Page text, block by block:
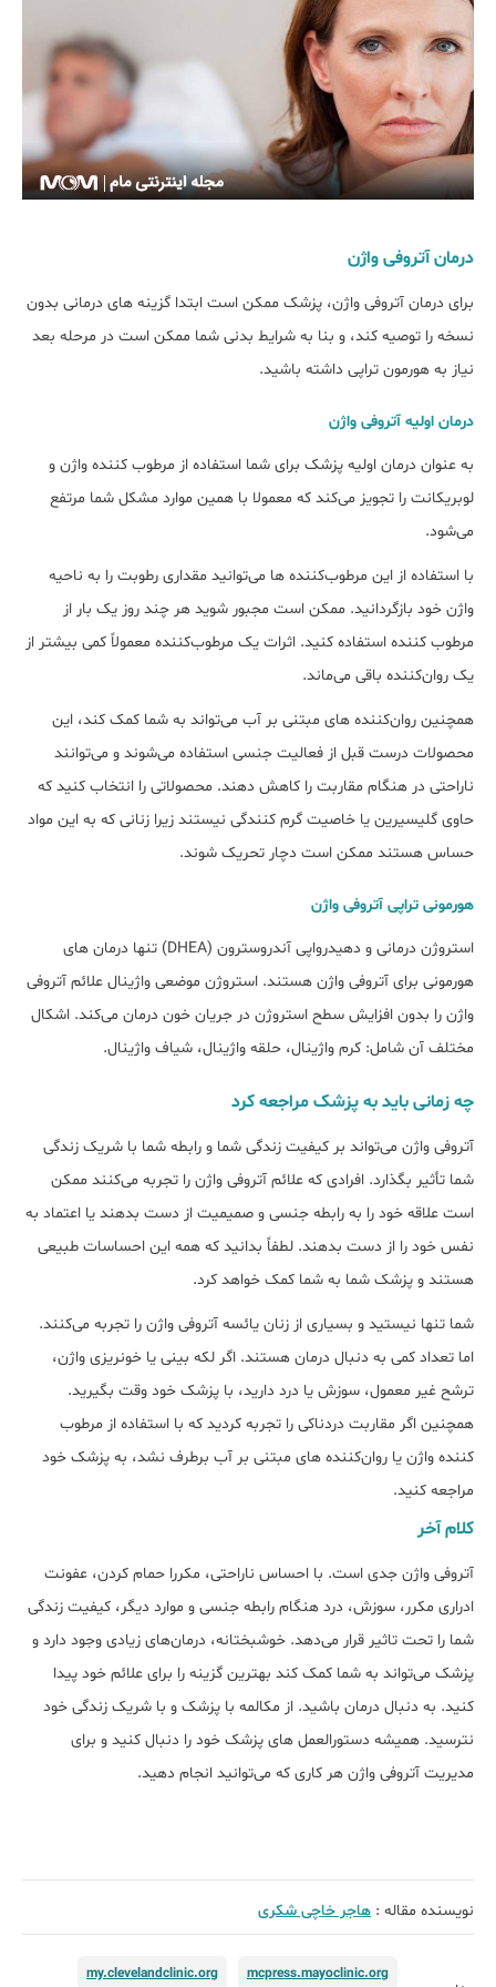
درمان آتروفی واژن
برای درمان آتروفی واژن، پزشک ممکن است ابتدا گزینه های درمانی بدون
نسخه را توصیه کند، و بنا به شرایط بدنی شما ممکن است در مرحله بعد
نیاز به هورمون تراپی داشته باشید.
درمان اولیه آتروفی واژن
به عنوان درمان اولیه پزشک برای شما استفاده از مرطوب کننده واژن و
لوبریکانت را تجویز می‌کند که معمولا با همین موارد مشکل شما مرتفع
می‌شود.
با استفاده از این مرطوب‌کننده‌ ها می‌توانید مقداری رطوبت را به ناحیه
واژن خود بازگردانید. ممکن است مجبور شوید هر چند روز یک بار از
مرطوب کننده استفاده کنید. اثرات یک مرطوب‌کننده معمولاً کمی بیشتر از
یک روان‌کننده باقی می‌ماند.
همچنین روان‌کننده های مبتنی بر آب می‌تواند به شما کمک کند، این
محصولات درست قبل از فعالیت جنسی استفاده می‌شوند و می‌توانند
ناراحتی در هنگام مقاربت را کاهش دهند. محصولاتی را انتخاب کنید که
حاوی گلیسیرین یا خاصیت گرم کنندگی نیستند زیرا زنانی که به این مواد
حساس هستند ممکن است دچار تحریک شوند.
هورمونی تراپی آتروفی واژن
استروژن درمانی و دهیدرواپی آندروسترون (DHEA) تنها درمان های
هورمونی برای آتروفی واژن هستند. استروژن موضعی واژینال علائم آتروفی
واژن را بدون افزایش سطح استروژن در جریان خون درمان می‌کند. اشکال
مختلف آن شامل: کرم واژینال، حلقه واژینال، شیاف واژینال.
چه زمانی باید به پزشک مراجعه کرد
آتروفی واژن می‌تواند بر کیفیت زندگی شما و رابطه شما با شریک زندگی
شما تأثیر بگذارد. افرادی که علائم آتروفی واژن را تجربه می‌کنند ممکن
است علاقه خود را به رابطه جنسی و صمیمیت از دست بدهند یا اعتماد به
نفس خود را از دست بدهند. لطفاً بدانید که همه این احساسات طبیعی
هستند و پزشک شما به شما کمک خواهد کرد.
شما تنها نیستید و بسیاری از زنان یائسه آتروفی واژن را تجربه می‌کنند.
اما تعداد کمی به دنبال درمان هستند. اگر لکه بینی یا خونریزی واژن،
ترشح غیر معمول، سوزش یا درد دارید، با پزشک خود وقت بگیرید.
همچنین اگر مقاربت دردناکی را تجربه کردید که با استفاده از مرطوب
کننده واژن یا روان‌کننده های مبتنی بر آب برطرف نشد، به پزشک خود
مراجعه کنید.
کلام آخر
آتروفی واژن جدی است. با احساس ناراحتی، مکررا حمام کردن، عفونت
ادراری مکرر، سوزش، درد هنگام رابطه جنسی و موارد دیگر، کیفیت زندگی
شما را تحت تاثیر قرار می‌دهد. خوشبختانه، درمان‌های زیادی وجود دارد و
پزشک می‌تواند به شما کمک کند بهترین گزینه را برای علائم خود پیدا
کنید. به دنبال درمان باشید. از مکالمه با پزشک و با شریک زندگی خود
نترسید. همیشه دستورالعمل های پزشک خود را دنبال کنید و برای
مدیریت آتروفی واژن هر کاری که می‌توانید انجام دهید.
نویسنده مقاله : هاجر خاچی شکری
mcpress.mayoclinic.org
my.clevelandclinic.org